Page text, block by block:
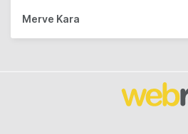
Merve Kara